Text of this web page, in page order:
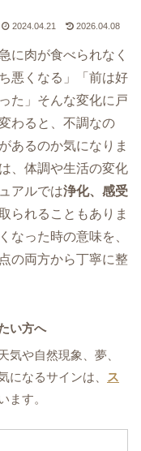
2024.04.21 2026.04.08
に肉が食べられなく
悪くなる」「前は好
た」そんな変化に戸
わると、不調なの
あるのか気になりま
、体調や生活の変化
アルでは浄化、感受
られることもありま
なった時の意味を、
の両方から丁寧に整
い方へ
気や自然現象、夢、
になるサインは、
ス
ます。